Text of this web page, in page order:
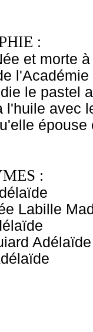
:
et morte
le pastel
l'huile avec
:
Labille
Adélaïde